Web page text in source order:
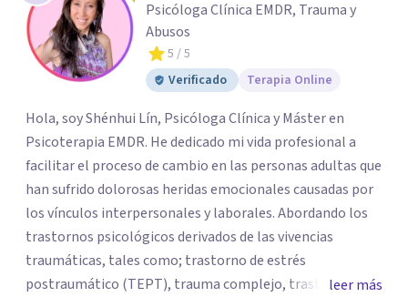
Psicóloga Clínica EMDR, Trauma y
Abusos
5 / 5
Verificado
Terapia Online
Hola, soy Shénhui Lín, Psicóloga Clínica y Máster en
Psicoterapia EMDR. He dedicado mi vida profesional a
facilitar el proceso de cambio en las personas adultas que
han sufrido dolorosas heridas emocionales causadas por
los vínculos interpersonales y laborales. Abordando los
trastornos psicológicos derivados de las vivencias
traumáticas, tales como; trastorno de estrés
postraumático (TEPT), trauma complejo, trastornos
leer más